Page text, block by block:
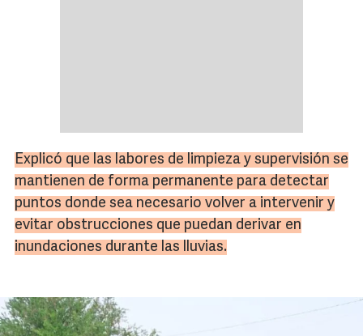
Explicó que las labores de limpieza y supervisión se
mantienen de forma permanente para detectar
puntos donde sea necesario volver a intervenir y
evitar obstrucciones que puedan derivar en
inundaciones durante las lluvias.